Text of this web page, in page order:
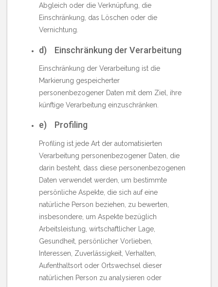
Abgleich oder die Verknüpfung, die
Einschränkung, das Löschen oder die
Vernichtung.
d) Einschränkung der Verarbeitung
Einschränkung der Verarbeitung ist die
Markierung gespeicherter
personenbezogener Daten mit dem Ziel, ihre
künftige Verarbeitung einzuschränken.
e) Profiling
Profiling ist jede Art der automatisierten
Verarbeitung personenbezogener Daten, die
darin besteht, dass diese personenbezogenen
Daten verwendet werden, um bestimmte
persönliche Aspekte, die sich auf eine
natürliche Person beziehen, zu bewerten,
insbesondere, um Aspekte bezüglich
Arbeitsleistung, wirtschaftlicher Lage,
Gesundheit, persönlicher Vorlieben,
Interessen, Zuverlässigkeit, Verhalten,
Aufenthaltsort oder Ortswechsel dieser
natürlichen Person zu analysieren oder